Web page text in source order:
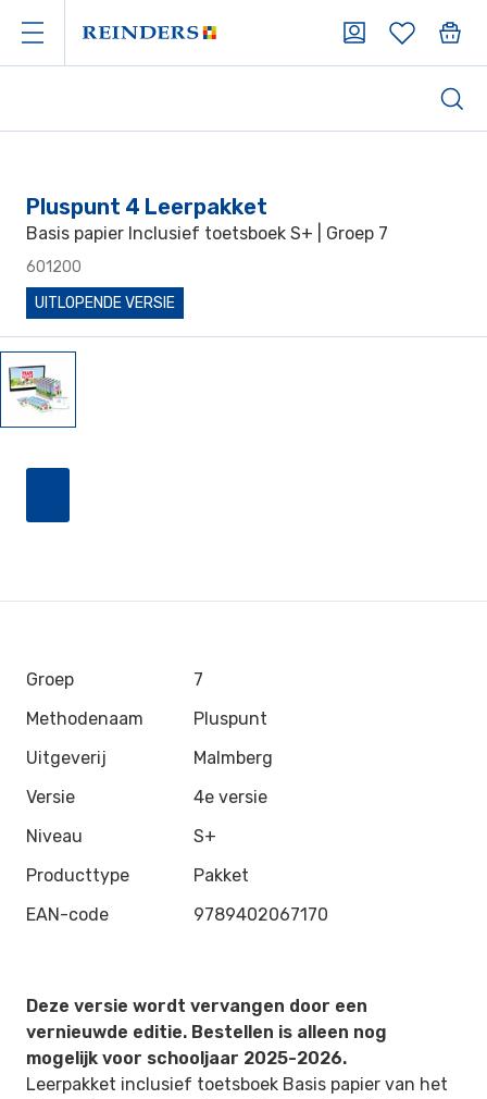
Pluspunt 4 Leerpakket
Basis papier Inclusief toetsboek S+ | Groep 7
601200
UITLOPENDE VERSIE
Groep
7
Methodenaam
Pluspunt
Uitgeverij
Malmberg
Versie
4e versie
Niveau
S+
Producttype
Pakket
EAN-code
9789402067170
Deze versie wordt vervangen door een
vernieuwde editie. Bestellen is alleen nog
mogelijk voor schooljaar 2025-2026.
Leerpakket inclusief toetsboek Basis papier van het